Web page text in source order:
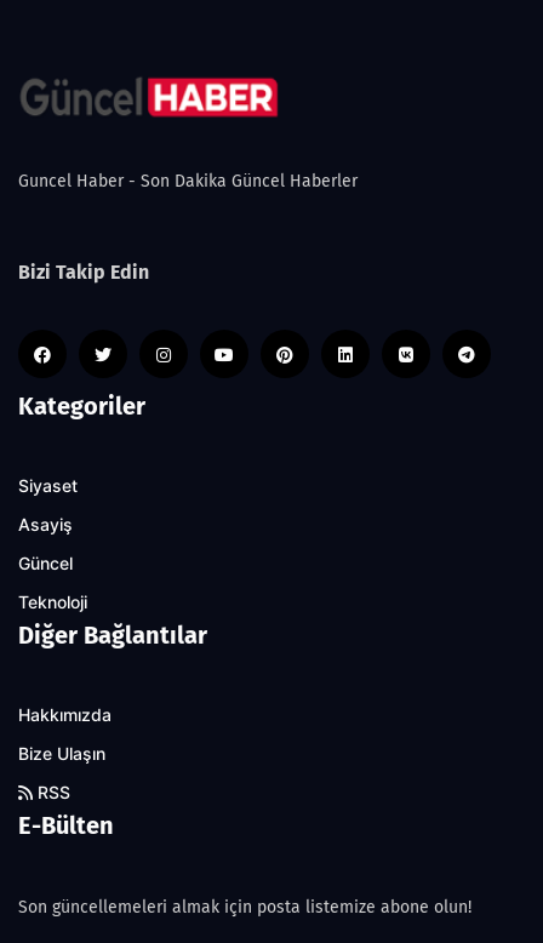
Guncel Haber - Son Dakika Güncel Haberler
Bizi Takip Edin
Kategoriler
Siyaset
Asayiş
Güncel
Teknoloji
Diğer Bağlantılar
Hakkımızda
Bize Ulaşın
RSS
E-Bülten
Son güncellemeleri almak için posta listemize abone olun!